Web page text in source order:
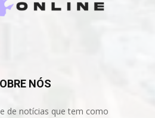
NÓS
de notícias que tem como